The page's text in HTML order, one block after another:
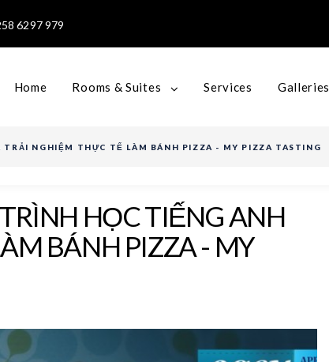
6297 979
Home Rooms & Suites Services Galleries
NGHIỆM THỰC TẾ LÀM BÁNH PIZZA - MY PIZZA TASTING
HỌC TIẾNG ANH
BÁNH PIZZA - MY